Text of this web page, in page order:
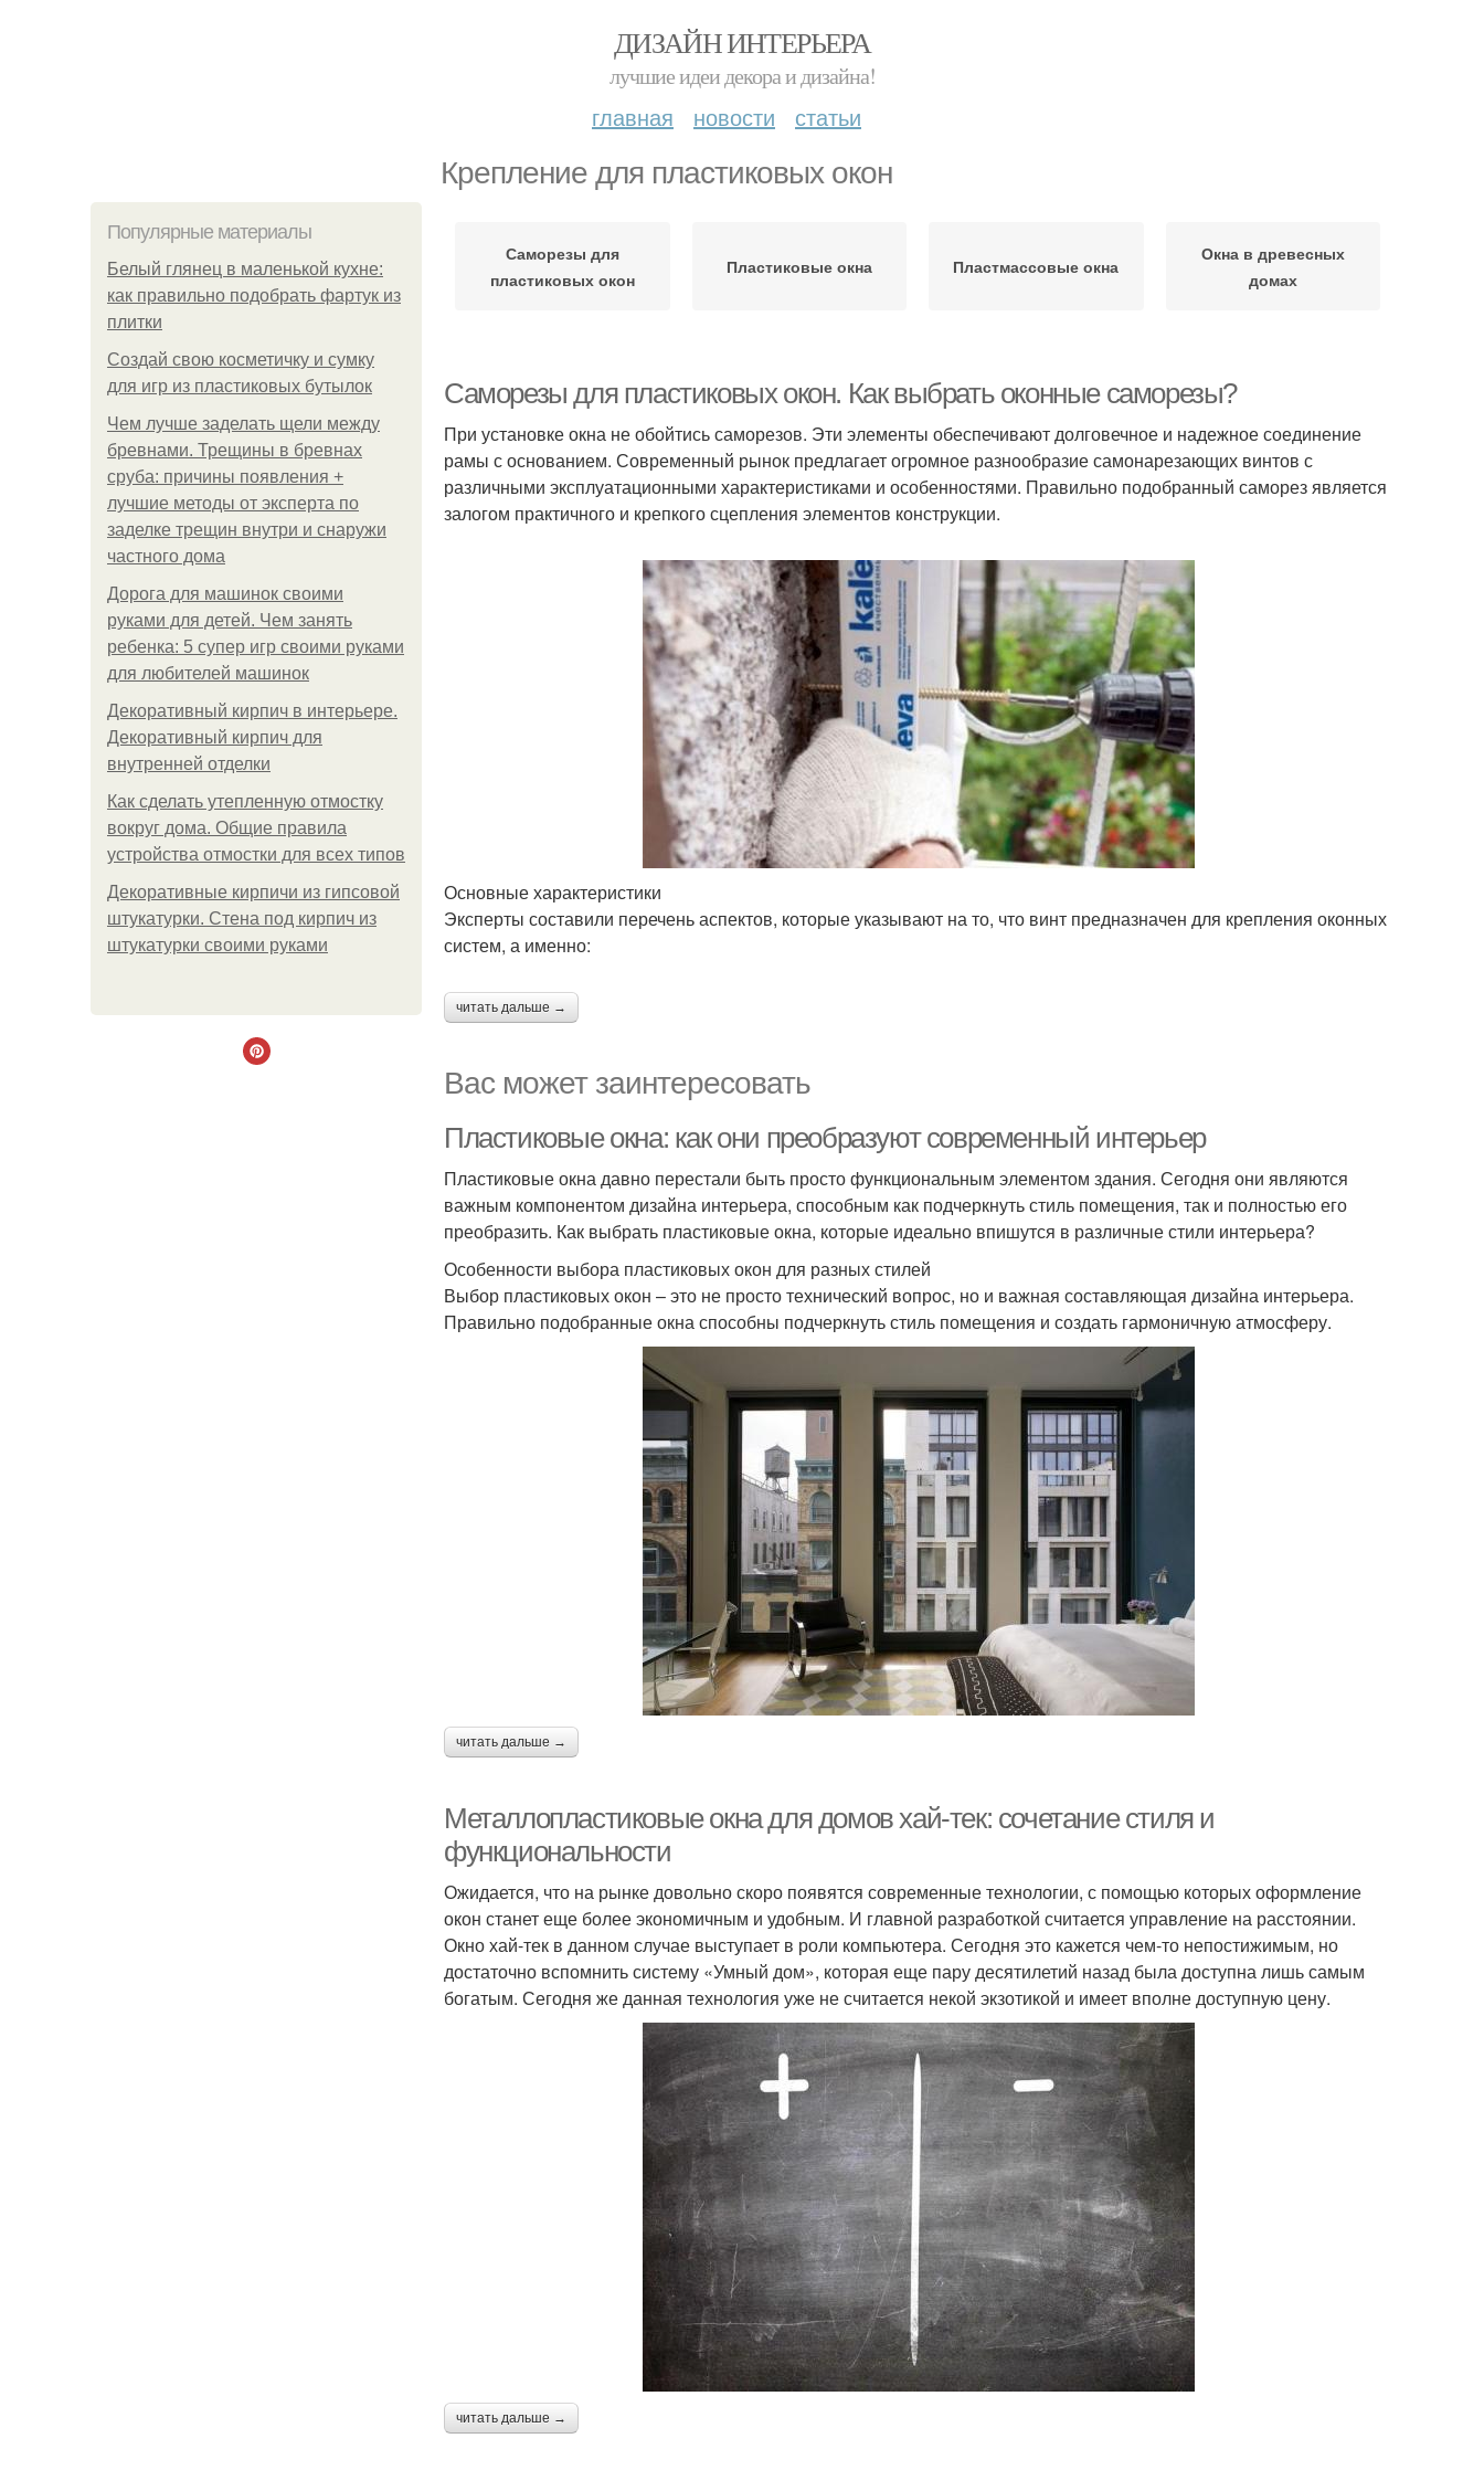
ДИЗАЙН ИНТЕРЬЕРА
лучшие идеи декора и дизайна!
главная новости статьи
Крепление для пластиковых окон
Популярные материалы
Белый глянец в маленькой кухне:
как правильно подобрать фартук из
плитки
Создай свою косметичку и сумку
для игр из пластиковых бутылок
Чем лучше заделать щели между
бревнами. Трещины в бревнах
сруба: причины появления +
лучшие методы от эксперта по
заделке трещин внутри и снаружи
частного дома
Дорога для машинок своими
руками для детей. Чем занять
ребенка: 5 супер игр своими руками
для любителей машинок
Декоративный кирпич в интерьере.
Декоративный кирпич для
внутренней отделки
Как сделать утепленную отмостку
вокруг дома. Общие правила
устройства отмостки для всех типов
Декоративные кирпичи из гипсовой
штукатурки. Стена под кирпич из
штукатурки своими руками
Саморезы для
пластиковых окон
Пластиковые окна Пластмассовые окна
Окна в древесных
домах
Саморезы для пластиковых окон. Как выбрать оконные саморезы?
При установке окна не обойтись саморезов. Эти элементы обеспечивают долговечное и надежное соединение
рамы с основанием. Современный рынок предлагает огромное разнообразие самонарезающих винтов с
различными эксплуатационными характеристиками и особенностями. Правильно подобранный саморез является
залогом практичного и крепкого сцепления элементов конструкции.
Основные характеристики
Эксперты составили перечень аспектов, которые указывают на то, что винт предназначен для крепления оконных
систем, а именно:
читать дальше →
Вас может заинтересовать
Пластиковые окна: как они преобразуют современный интерьер
Пластиковые окна давно перестали быть просто функциональным элементом здания. Сегодня они являются
важным компонентом дизайна интерьера, способным как подчеркнуть стиль помещения, так и полностью его
преобразить. Как выбрать пластиковые окна, которые идеально впишутся в различные стили интерьера?
Особенности выбора пластиковых окон для разных стилей
Выбор пластиковых окон – это не просто технический вопрос, но и важная составляющая дизайна интерьера.
Правильно подобранные окна способны подчеркнуть стиль помещения и создать гармоничную атмосферу.
читать дальше →
Металлопластиковые окна для домов хай-тек: сочетание стиля и
функциональности
Ожидается, что на рынке довольно скоро появятся современные технологии, с помощью которых оформление
окон станет еще более экономичным и удобным. И главной разработкой считается управление на расстоянии.
Окно хай-тек в данном случае выступает в роли компьютера. Сегодня это кажется чем-то непостижимым, но
достаточно вспомнить систему «Умный дом», которая еще пару десятилетий назад была доступна лишь самым
богатым. Сегодня же данная технология уже не считается некой экзотикой и имеет вполне доступную цену.
читать дальше →